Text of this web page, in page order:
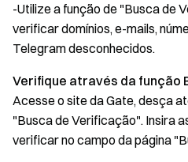
-Utilize a função de "Busca de
verificar domínios, e-mails,
Telegram desconhecidos.
Verifique através da função
Acesse o site da Gate, desça
"Busca de Verificação". Insira
verificar no campo da página